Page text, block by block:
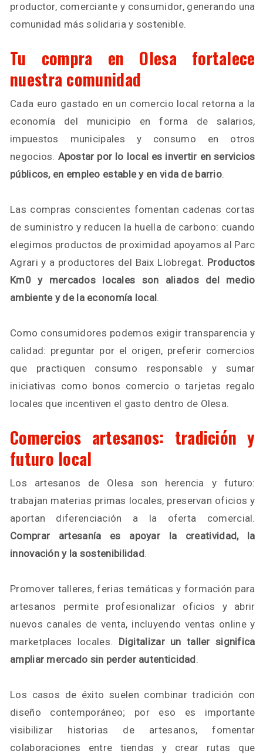
productor, comerciante y consumidor, generando una
comunidad más solidaria y sostenible.
Tu compra en Olesa fortalece
nuestra comunidad
Cada euro gastado en un comercio local retorna a la
economía del municipio en forma de salarios,
impuestos municipales y consumo en otros
negocios. Apostar por lo local es invertir en servicios
públicos, en empleo estable y en vida de barrio.
Las compras conscientes fomentan cadenas cortas
de suministro y reducen la huella de carbono: cuando
elegimos productos de proximidad apoyamos al Parc
Agrari y a productores del Baix Llobregat. Productos
Km0 y mercados locales son aliados del medio
ambiente y de la economía local.
Como consumidores podemos exigir transparencia y
calidad: preguntar por el origen, preferir comercios
que practiquen consumo responsable y sumar
iniciativas como bonos comercio o tarjetas regalo
locales que incentiven el gasto dentro de Olesa.
Comercios artesanos: tradición y
futuro local
Los artesanos de Olesa son herencia y futuro:
trabajan materias primas locales, preservan oficios y
aportan diferenciación a la oferta comercial.
Comprar artesanía es apoyar la creatividad, la
innovación y la sostenibilidad.
Promover talleres, ferias temáticas y formación para
artesanos permite profesionalizar oficios y abrir
nuevos canales de venta, incluyendo ventas online y
marketplaces locales.
Digitalizar un taller significa
ampliar mercado sin perder autenticidad.
Los casos de éxito suelen combinar tradición con
diseño contemporáneo; por eso es importante
visibilizar historias de artesanos, fomentar
colaboraciones entre tiendas y crear rutas que